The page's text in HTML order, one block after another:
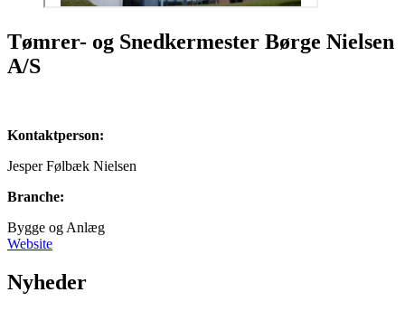
Tømrer- og Snedkermester Børge Nielsen
A/S
Kontaktperson:
Jesper Følbæk Nielsen
Branche:
Bygge og Anlæg
Website
Nyheder